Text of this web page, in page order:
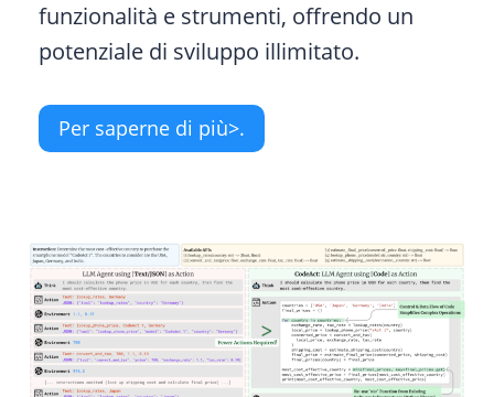
funzionalità e strumenti, offrendo un
potenziale di sviluppo illimitato.
Per saperne di più>.